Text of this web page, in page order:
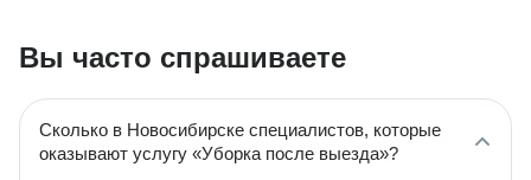
Вы часто спрашиваете
Сколько в Новосибирске специалистов, которые
оказывают услугу «Уборка после выезда»?